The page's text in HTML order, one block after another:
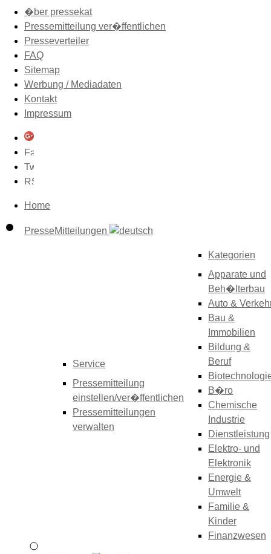
�ber pressekat
Pressemitteilung ver�ffentlichen
Presseverteiler
FAQ
Sitemap
Werbung / Mediadaten
Kontakt
Impressum
Home
PresseMitteilungen
Service
Pressemitteilung
einstellen/ver�ffentlichen
Pressemitteilungen
verwalten
Kategorien
Apparate und
Beh�lterbau
Auto &
Bau &
Immobilien
Bildung &
Beruf
B�ro
Chemische
Industrie
Dienstleistung
Elektro- und
Elektronik
Energie &
Umwelt
Familie &
Kinder
Finanzwesen